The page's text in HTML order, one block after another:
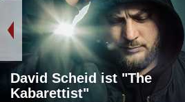
David Scheid ist "The
Kabarettist"